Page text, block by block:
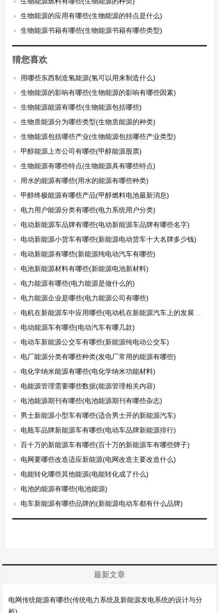
生物能源的应用有哪些(生物能源的特点是什么)
生物能源书籍有哪些(生物能源书籍有哪些类型)
猜您喜欢
用哪些东西制造氢能源(氢可以用来制造什么)
生物能源的影响有哪些(生物能源的影响有哪些因素)
生物能源能源有哪些(生物能源包括哪些)
生物质能源分为哪些类型(生物质能源的种类)
生物能源包括哪些产业(生物能源包括哪些产业类型)
甲醇能源上市公司有哪些(甲醇能源股票)
生物能源有哪些特点(生物能源具有哪些特点)
用水的能源有哪些(用水的能源有哪些种类)
甲醇终极能源有哪些产品(甲醇燃料电池最新消息)
电力用户能源分类有哪些(电力系统用户分类)
电动新能源车品牌有哪些(电动新能源车品牌有哪些名字)
电动新能源小货车有哪些(新能源电动货车十大名牌多少钱)
电动新能源有哪些(新能源纯电动汽车有哪些)
电池新能源材料有哪些(新能源电池新材料)
电力能源有哪些(电力能源是做什么的)
电力能源企业是哪些(电力能源公司有哪些)
电机在新能源车中应用哪些(电动机在新能源汽车上的发展与方向论文)
电动能源车有哪些(电动汽车有哪几款)
电动车新能源公交车有哪些(新能源纯电动公交车)
电厂能源分类有哪些种类(发电厂常用的能源有哪些)
电化学纳米能源有哪些(电化学纳米功能材料)
电能源管理需要哪些数据(能源管理相关内容)
电池能源期刊有哪些(电池能源期刊有哪些杂志)
男士新能源小型车有哪些(适合男士开的新能源汽车)
电瓶车品牌新能源车有哪些(电动车品牌新能源排行)
百十万的新能源车有哪些(百十万的新能源车有哪些牌子)
电网要哪些改造适应新能源(电网改造主要改造什么)
电能转化哪些其他能源(电能转化成了什么)
电池的能源有哪些(电池能源)
电车新能源有哪些品牌的(新能源电动车都有什么品牌)
最新文章
电网传统能源有哪些(传统电力系统及新能源发电系统的设计与分